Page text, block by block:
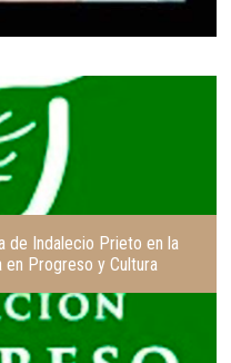
de Indalecio Prieto en la
Progreso y Cultura